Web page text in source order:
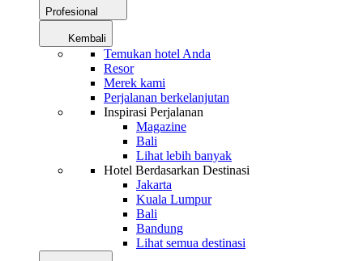
Profesional
Kembali
Temukan hotel Anda
Resor
Merek kami
Perjalanan berkelanjutan
Inspirasi Perjalanan
Magazine
Bali
Lihat lebih banyak
Hotel Berdasarkan Destinasi
Jakarta
Kuala Lumpur
Bali
Bandung
Lihat semua destinasi